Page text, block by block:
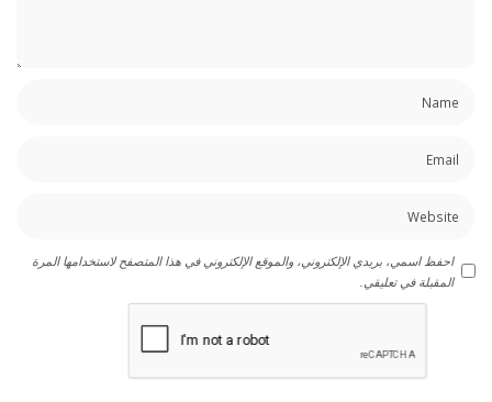
احفظ اسمي، بريدي الإلكتروني، والموقع الإلكتروني في هذا المتصفح لاستخدامها المرة
المقبلة في تعليقي.